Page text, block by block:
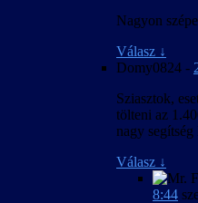
Nagyon
Válasz ↓
Domy0824 -
Sziasztok,
tölteni az
nagy
Válasz ↓
8:44